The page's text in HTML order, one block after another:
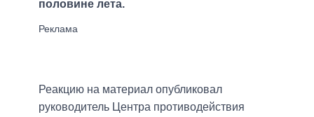
половине лета.
Реакцию на материал опубликовал
руководитель Центра противодействия